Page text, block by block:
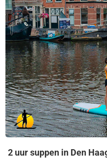
2 uur suppen in Den